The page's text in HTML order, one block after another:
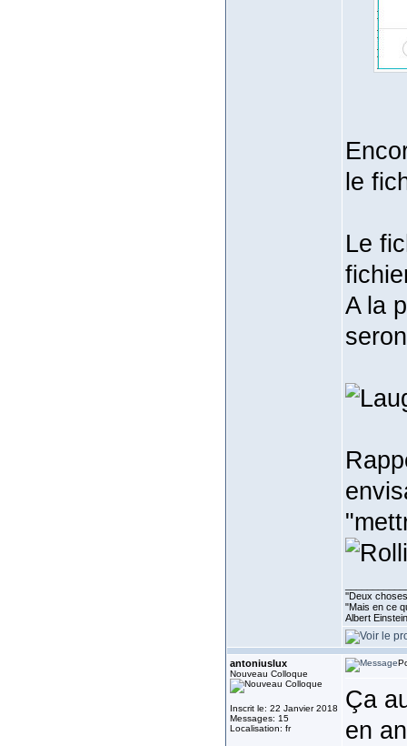
le
Le
A la
''Deux
"Mais en ce
Albert
antoniuslux
Nouveau Colloque
Inscrit le: 22 Janvier 2018
Messages: 15
Localisation: fr
Ça
en